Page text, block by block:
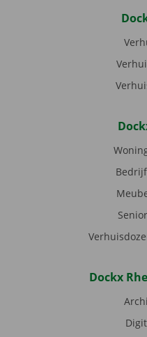
Dockx